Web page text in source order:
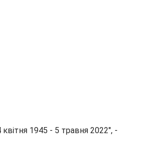
1945 - 5 травня 2022", -